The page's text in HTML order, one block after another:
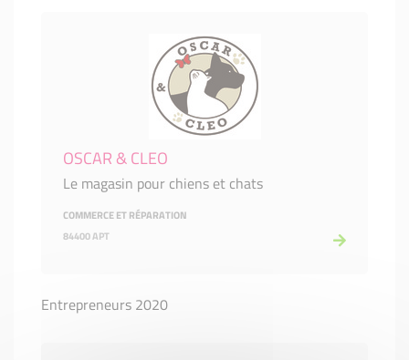
OSCAR & CLEO
Le magasin pour chiens et chats
COMMERCE ET RÉPARATION
84400 APT
Entrepreneurs 2020